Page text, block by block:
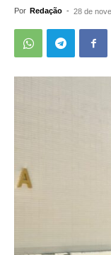
Por Redação - 28 de